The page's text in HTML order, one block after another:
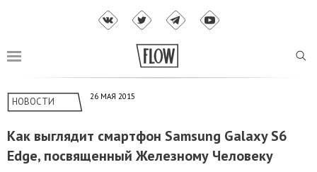
НОВОСТИ 26 МАЯ 2015
Как выглядит смартфон Samsung Galaxy S6
Edge, посвященный Железному Человеку